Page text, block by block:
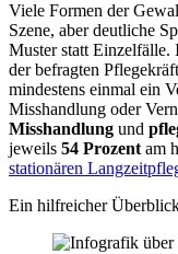
Viele Formen der
Szene, aber deutliche
Muster statt Einzelfälle.
der befragten
mindestens einmal ein
Misshandlung oder
Misshandlung und
jeweils 54 Prozent am
stationären
Ein hilfreicher